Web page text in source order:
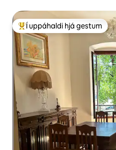
Í mestu uppáhaldi hjá
Í uppáhaldi hjá gestum